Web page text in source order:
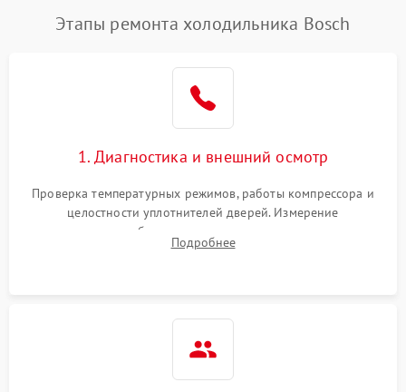
Поломка системы No Frost 2600 ₽ Подробнее →
работе
2000 ₽ Подробнее →
1000 ₽
1800 ₽
Этапы ремонта холодильника Bosch
1. Диагностика и внешний осмотр
Проверка температурных режимов, работы компрессора и
целостности уплотнителей дверей. Измерение
сопротивления обмоток мотора, проверка термостата и
считывание кодов ошибок с электронного дисплея.
Подробнее